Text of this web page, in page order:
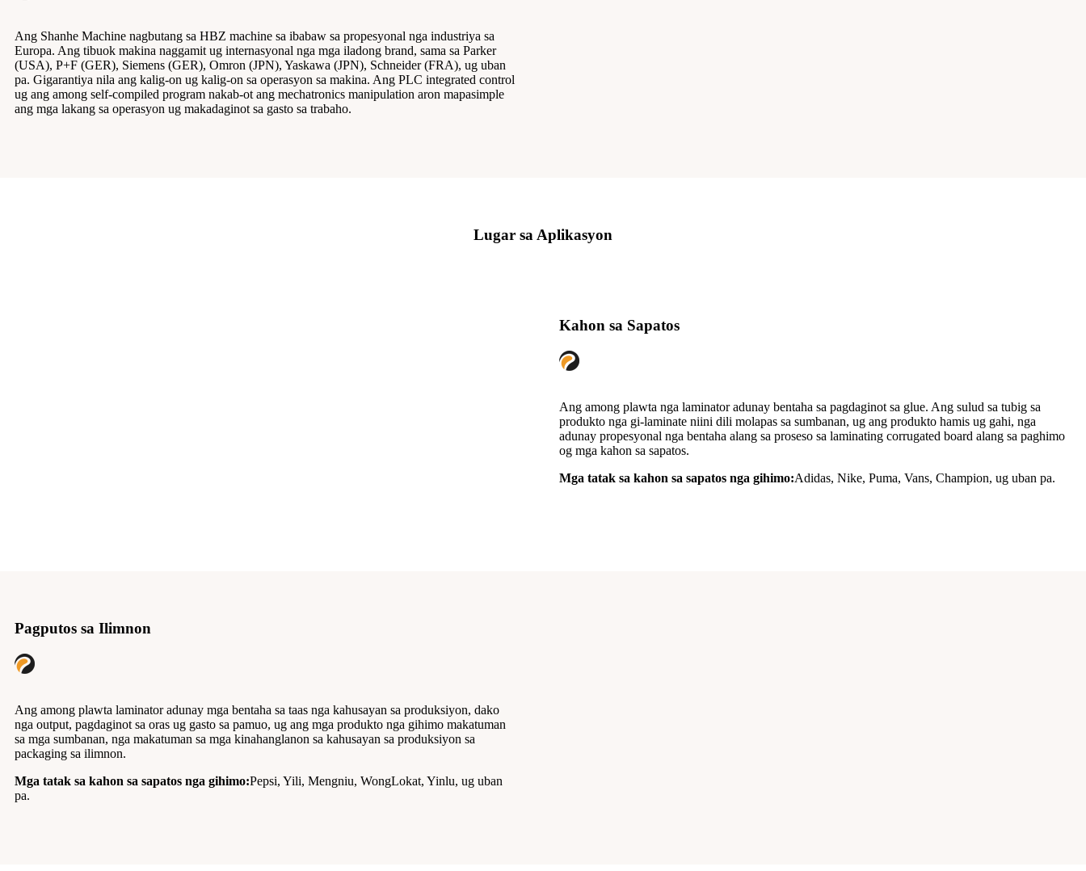
Ang Shanhe Machine nagbutang sa HBZ machine sa ibabaw sa propesyonal nga industriya sa
Europa. Ang tibuok makina naggamit ug internasyonal nga mga iladong brand, sama sa Parker
(USA), P+F (GER), Siemens (GER), Omron (JPN), Yaskawa (JPN), Schneider (FRA), ug uban
pa. Gigarantiya nila ang kalig-on ug kalig-on sa operasyon sa makina. Ang PLC integrated control
ug ang among self-compiled program nakab-ot ang mechatronics manipulation aron mapasimple
ang mga lakang sa operasyon ug makadaginot sa gasto sa trabaho.
Lugar sa Aplikasyon
Kahon sa Sapatos
Ang among plawta nga laminator adunay bentaha sa pagdaginot sa glue. Ang sulud sa tubig sa
produkto nga gi-laminate niini dili molapas sa sumbanan, ug ang produkto hamis ug gahi, nga
adunay propesyonal nga bentaha alang sa proseso sa laminating corrugated board alang sa paghimo
og mga kahon sa sapatos.
Mga tatak sa kahon sa sapatos nga gihimo:Adidas, Nike, Puma, Vans, Champion, ug uban pa.
Pagputos sa Ilimnon
Ang among plawta laminator adunay mga bentaha sa taas nga kahusayan sa produksiyon, dako
nga output, pagdaginot sa oras ug gasto sa pamuo, ug ang mga produkto nga gihimo makatuman
sa mga sumbanan, nga makatuman sa mga kinahanglanon sa kahusayan sa produksiyon sa
packaging sa ilimnon.
Mga tatak sa kahon sa sapatos nga gihimo:Pepsi, Yili, Mengniu, WongLokat, Yinlu, ug uban
pa.